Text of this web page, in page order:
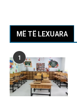
MË TË LEXUARA
1